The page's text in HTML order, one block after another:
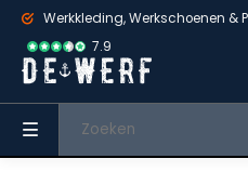
Werkkleding, Werkschoenen &
7.9